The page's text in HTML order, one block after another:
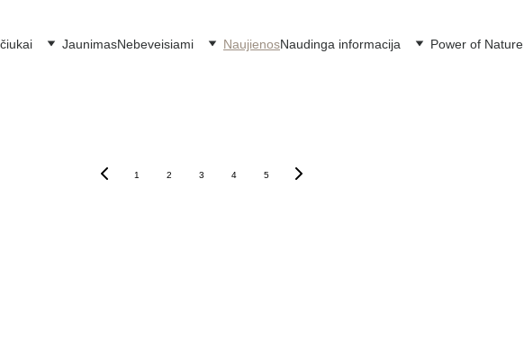
JaunimasNebeveisiami NaujienosNaudinga informacija Power of Nature
1 2 3 4 5